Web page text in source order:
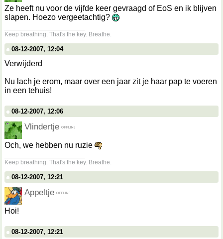
Ze heeft nu voor de vijfde keer gevraagd of EoS en ik blijven
slapen. Hoezo vergeetachtig?
Keep breathing. That's the key. Breathe.
08-12-2007, 12:04
Verwijderd
Nu lach je erom, maar over een jaar zit je haar pap te voeren
in een tehuis!
08-12-2007, 12:06
Vlindertje
Och, we hebben nu ruzie
Keep breathing. That's the key. Breathe.
08-12-2007, 12:21
Appeltje
Hoi!
08-12-2007, 12:21